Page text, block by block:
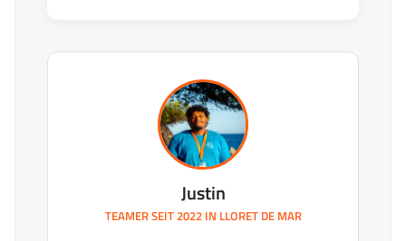
Justin
TEAMER SEIT 2022 IN LLORET DE MAR